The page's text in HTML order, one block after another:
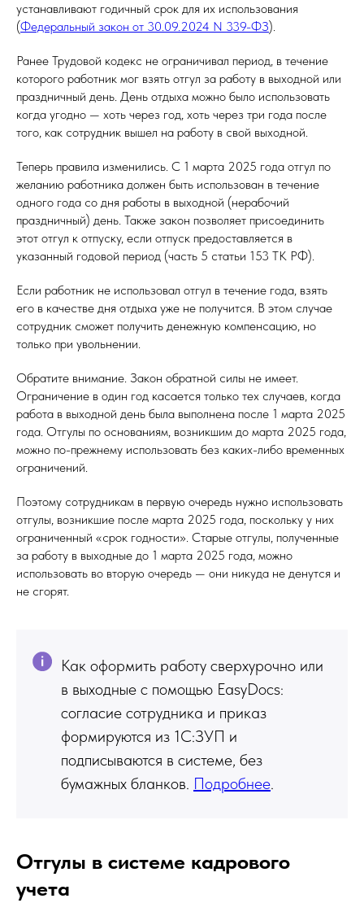
устанавливают годичный срок для их использования
(Федеральный закон от 30.09.2024 N 339-ФЗ).
Ранее Трудовой кодекс не ограничивал период, в течение
которого работник мог взять отгул за работу в выходной или
праздничный день. День отдыха можно было использовать
когда угодно — хоть через год, хоть через три года после
того, как сотрудник вышел на работу в свой выходной.
Теперь правила изменились. С 1 марта 2025 года отгул по
желанию работника должен быть использован в течение
одного года со дня работы в выходной (нерабочий
праздничный) день. Также закон позволяет присоединить
этот отгул к отпуску, если отпуск предоставляется в
указанный годовой период (часть 5 статьи 153 ТК РФ).
Если работник не использовал отгул в течение года, взять
его в качестве дня отдыха уже не получится. В этом случае
сотрудник сможет получить денежную компенсацию, но
только при увольнении.
Обратите внимание. Закон обратной силы не имеет.
Ограничение в один год касается только тех случаев, когда
работа в выходной день была выполнена после 1 марта 2025
года. Отгулы по основаниям, возникшим до марта 2025 года,
можно по-прежнему использовать без каких-либо временных
ограничений.
Поэтому сотрудникам в первую очередь нужно использовать
отгулы, возникшие после марта 2025 года, поскольку у них
ограниченный «срок годности». Старые отгулы, полученные
за работу в выходные до 1 марта 2025 года, можно
использовать во вторую очередь — они никуда не денутся и
не сгорят.
Как оформить работу сверхурочно или
в выходные с помощью EasyDocs:
согласие сотрудника и приказ
формируются из 1С:ЗУП и
подписываются в системе, без
бумажных бланков. Подробнее.
Отгулы в системе кадрового
учета